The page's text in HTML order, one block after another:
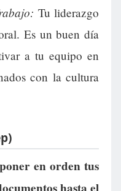
Tu liderazgo
Es un buen día
a tu equipo en
con la cultura
en orden tus